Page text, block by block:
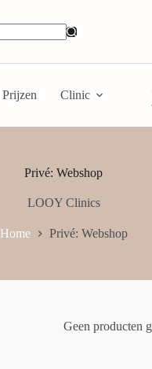
Prijzen Clinic
Privé: Webshop
LOOY Clinics
Home Privé: Webshop
Geen producten